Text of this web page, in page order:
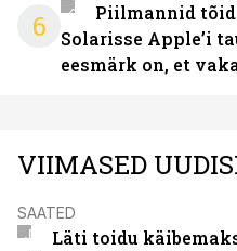
6
Piilmannid
Solarisse Apple’i
eesmärk on, et
VIIMASED
SAATED
Läti toidu